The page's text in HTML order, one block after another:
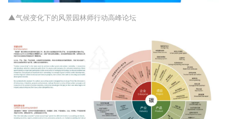
▲气候变化下的风景园林师行动高峰论坛